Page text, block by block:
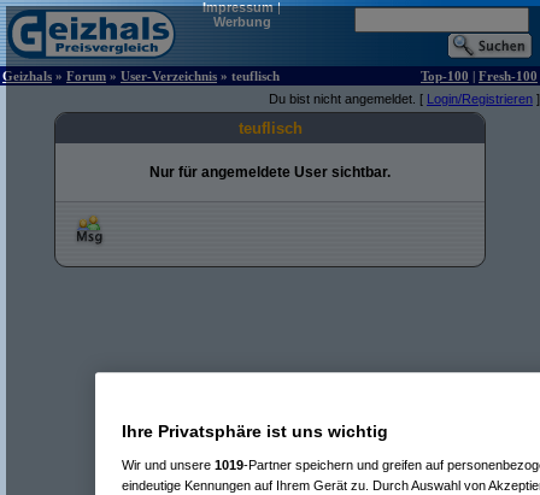
Impressum|
Werbung
Geizhals » Forum » User-Verzeichnis » teuflisch Top-100 | Fresh-100
Du bist nicht angemeldet. [ Login/Registrieren ]
teuflisch
Nur für angemeldete User sichtbar.
Ihre Privatsphäre ist uns wichtig
Wir und unsere 1019-Partner speichern und greifen auf
eindeutige Kennungen auf Ihrem Gerät zu. Durch Auswahl von